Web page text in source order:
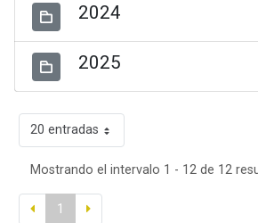
2024
2025
20 entradas
Mostrando el intervalo 1 - 12 de 12
1